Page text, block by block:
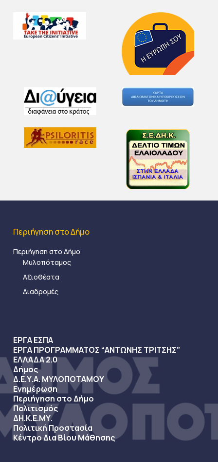
Περιήγηση στο Δήμο
Περιήγηση στο Δήμο
Μυλοπόταμος
Αξιοθέατα
Διαδρομές
ΕΡΓΑ ΕΣΠΑ
ΕΡΓΑ ΠΡΟΓΡΑΜΜΑΤΟΣ “ΑΝΤΩΝΗΣ ΤΡΙΤΣΗΣ”
ΕΛΛΑΔΑ 2.0
Δήμος
Δ.Ε.Υ.Α. ΜΥΛΟΠΟΤΑΜΟΥ
Ενημέρωση
Περιήγηση στο Δήμο
Πολιτισμός
ΔΗ.Κ.Ε.ΜΥ.
Πολιτική Προστασία
Κέντρο Δια Βίου Μάθησης